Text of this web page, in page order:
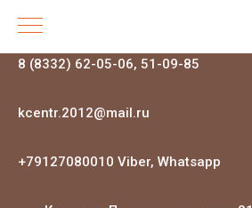
8 (8332) 62-05-06, 51-09-85
kcentr.2012@mail.ru
+79127080010 Viber, Whatsapp